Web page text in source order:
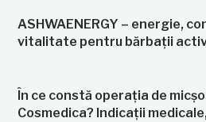
ASHWAENERGY – energie,
vitalitate pentru bărbații
În ce constă operația de
Cosmedica? Indicații